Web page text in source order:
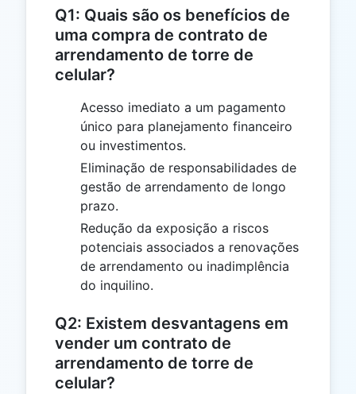
Q1: Quais são os benefícios de
uma compra de contrato de
arrendamento de torre de
celular?
Acesso imediato a um pagamento
único para planejamento financeiro
ou investimentos.
Eliminação de responsabilidades de
gestão de arrendamento de longo
prazo.
Redução da exposição a riscos
potenciais associados a renovações
de arrendamento ou inadimplência
do inquilino.
Q2: Existem desvantagens em
vender um contrato de
arrendamento de torre de
celular?